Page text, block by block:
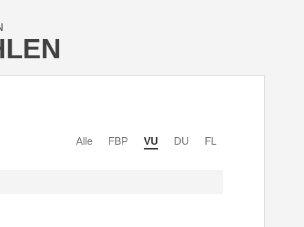
Alle FBP VU DU FL